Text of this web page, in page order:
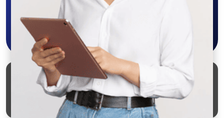
Скачать в Google Play
Маркеты Блог
О проекте
Служба поддержки
Удаление аккаунта
Партнерка